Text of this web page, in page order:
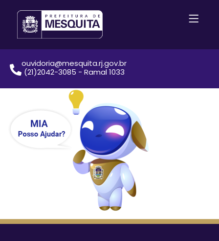
ouvidoria@mesquita.rj.gov.br
(21)2042-3085 - Ramal 1033